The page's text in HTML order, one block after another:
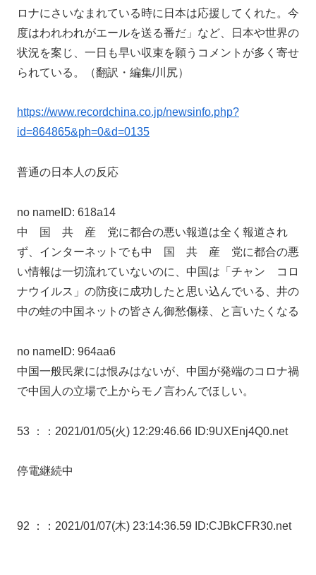
ロナにさいなまれている時に日本は応援してくれた。今
度はわれわれがエールを送る番だ」など、日本や世界の
状況を案じ、一日も早い収束を願うコメントが多く寄せ
られている。（翻訳・編集/川尻）
https://www.recordchina.co.jp/newsinfo.php?
id=864865&ph=0&d=0135
普通の日本人の反応
no nameID: 618a14
中 国 共 産 党に都合の悪い報道は全く報道され
ず、インターネットでも中 国 共 産 党に都合の悪
い情報は一切流れていないのに、中国は「チャン コロ
ナウイルス」の防疫に成功したと思い込んでいる、井の
中の蛙の中国ネットの皆さん御愁傷様、と言いたくなる
no nameID: 964aa6
中国一般民衆には恨みはないが、中国が発端のコロナ禍
で中国人の立場で上からモノ言わんでほしい。
53 ： ：2021/01/05(火) 12:29:46.66 ID:9UXEnj4Q0.net
停電継続中
92 ： ：2021/01/07(木) 23:14:36.59 ID:CJBkCFR30.net